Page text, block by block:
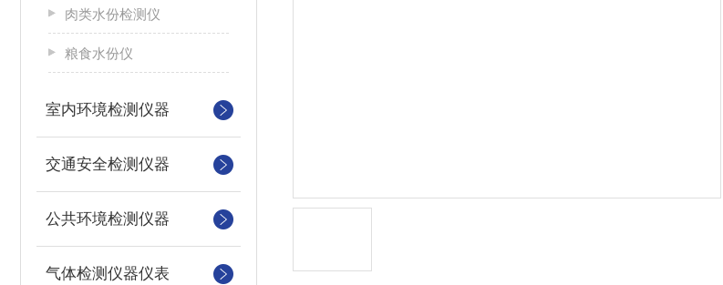
肉类水份检测仪
粮食水份仪
室内环境检测仪器
交通安全检测仪器
公共环境检测仪器
气体检测仪器仪表